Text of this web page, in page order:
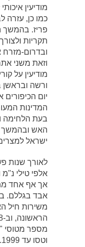
מודיעין
כמו כן, עזרה
פריז.
תקריות
ובדרום-מזרח
וזאת משני
מודיעין על
ורשה
יום
המדינות
בעת הלחימה
האש ובהמשך
ישראל
לאורך שנות
אלפי טילי נ"מ
אך אף אחד
משירות חיל
מספר מטוסי
וטסו עד 1999.